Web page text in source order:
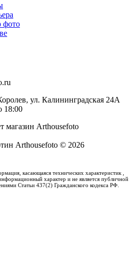
фото
ул. Калининградская 24А
18:00
Arthousefoto © 2026
касающаяся технических характеристик ,
характер и не является публичной
Статьи 437(2) Гражданского кодекса РФ.